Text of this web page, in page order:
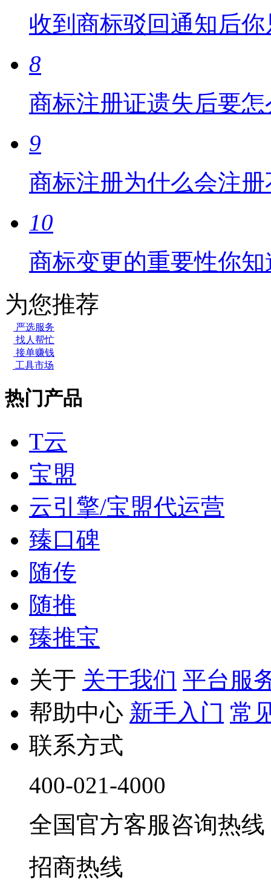
收到商标驳回通知后
8
商标注册证遗失后要
9
商标注册为什么会注
10
商标变更的重要性你知
为您推荐
严选服务
找人帮忙
接单赚钱
工具市场
热门产品
T云
宝盟
云引擎/宝盟代运营
臻口碑
随传
随推
臻推宝
关于 关于我们 平台服
帮助中心 新手入门 常
联系方式
400-021-4000
全国官方客服咨询热线
招商热线